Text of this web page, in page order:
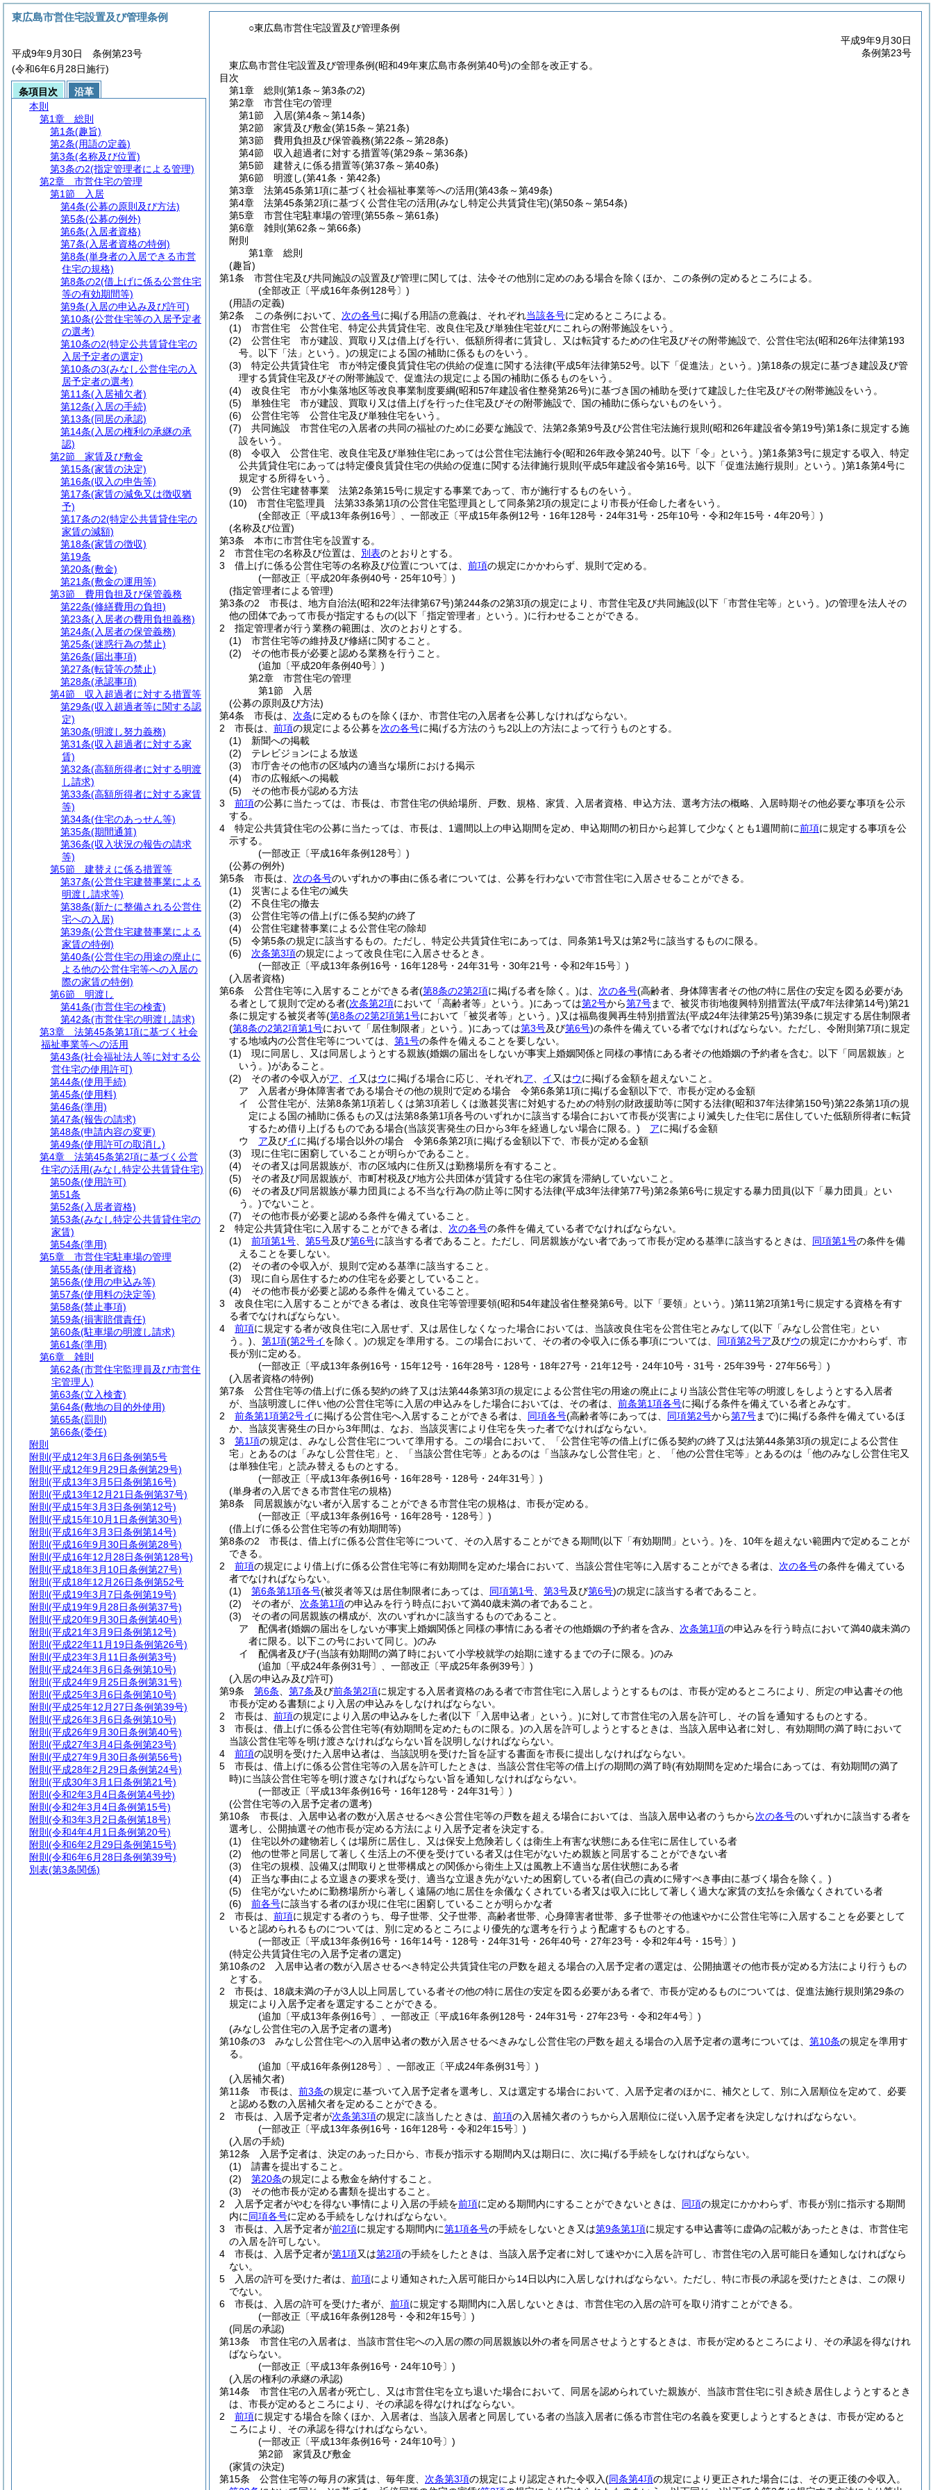
○東広島市営住宅設置及び管理条例
平成9年9月30日
条例第23号
東広島市営住宅設置及び管理条例(昭和49年東広島市条例第40号)の全部を改正する。
目次
第1章
総則 (第1条～第3条の2)
第2章
市営住宅の管理
第1節
入居(第4条～第14条)
第2節
家賃及び敷金(第15条～第21条)
第3節
費用負担及び保管義務(第22条～第28条)
第4節
収入超過者に対する措置等(第29条～第36条)
第5節
建替えに係る措置等(第37条～第40条)
第6節
明渡し(第41条・第42条)
第3章
法第45条第1項に基づく社会福祉事業等への活用(第43条～第49条)
第4章
法第45条第2項に基づく公営住宅の活用(みなし特定公共賃貸住宅)(第50条～第54条)
第5章
市営住宅駐車場の管理(第55条～第61条)
第6章
雑則 (第62条～第66条)
附則
第1章
総則
(趣旨)
第1条
市営住宅及び共同施設の設置及び管理に関しては、法令その他別に定めのある場合を除くほか、この条例の定めるところによる。
(全部改正〔平成16年条例128号〕)
(用語の定義)
第2条
この条例において、 次の各号に掲げる用語の意義は、それぞれ当該各号に定めるところによる。
(1)
市営住宅 公営住宅、特定公共賃貸住宅、改良住宅及び単独住宅並びにこれらの附帯施設をいう。
(2)
公営住宅 市が建設、買取り又は借上げを行い、低額所得者に賃貸し、又は転貸するための住宅及びその附帯施設で、公営住宅法(昭和26年法律第193
号。以下「法」という。)の規定による国の補助に係るものをいう。
(3)
特定公共賃貸住宅 市が特定優良賃貸住宅の供給の促進に関する法律(平成5年法律第52号。以下「促進法」という。)第18条の規定に基づき建設及び管
理する賃貸住宅及びその附帯施設で、促進法の規定による国の補助に係るものをいう。
(4)
改良住宅 市が小集落地区等改良事業制度要綱(昭和57年建設省住整発第26号)に基づき国の補助を受けて建設した住宅及びその附帯施設をいう。
(5)
単独住宅 市が建設、買取り又は借上げを行った住宅及びその附帯施設で、国の補助に係らないものをいう。
(6)
公営住宅等 公営住宅及び単独住宅をいう。
(7)
共同施設 市営住宅の入居者の共同の福祉のために必要な施設で、法第2条第9号及び公営住宅法施行規則 (昭和26年建設省令第19号)第1条に規定する施
設をいう。
(8)
令収入 公営住宅、改良住宅及び単独住宅にあっては公営住宅法施行令(昭和26年政令第240号。以下「令」という。)第1条第3号に規定する収入、特定
公共賃貸住宅にあっては特定優良賃貸住宅の供給の促進に関する法律施行規則 (平成5年建設省令第16号。以下「促進法施行規則」という。)第1条第4号に
規定する所得をいう。
(9)
公営住宅建替事業 法第2条第15号に規定する事業であって、市が施行するものをいう。
(10)
市営住宅監理員 法第33条第1項の公営住宅監理員として同条第2項の規定により市長が任命した者をいう。
(全部改正〔平成13年条例16号〕、一部改正〔平成15年条例12号・16年128号・24年31号・25年10号・令和2年15号・4年20号〕)
(名称及び位置)
第3条
本市に市営住宅を設置する。
2
市営住宅の名称及び位置は、 別表のとおりとする。
3
借上げに係る公営住宅等の名称及び位置については、 前項の規定にかかわらず、規則で定める。
(一部改正〔平成20年条例40号・25年10号〕)
(指定管理者による管理)
第3条の2
市長は、地方自治法(昭和22年法律第67号)第244条の2第3項の規定により、市営住宅及び共同施設(以下「市営住宅等」という。)の管理を法人その
他の団体であって市長が指定するもの(以下「指定管理者」という。)に行わせることができる。
2
指定管理者が行う業務の範囲は、次のとおりとする。
(1)
市営住宅等の維持及び修繕に関すること。
(2)
その他市長が必要と認める業務を行うこと。
(追加〔平成20年条例40号〕)
第2章
市営住宅の管理
第1節
入居
(公募の原則及び方法)
第4条
市長は、 次条に定めるものを除くほか、市営住宅の入居者を公募しなければならない。
2
市長は、 前項の規定による公募を次の各号に掲げる方法のうち2以上の方法によって行うものとする。
(1)
新聞への掲載
(2)
テレビジョンによる放送
(3)
市庁舎その他市の区域内の適当な場所における掲示
(4)
市の広報紙への掲載
(5)
その他市長が認める方法
3
前項の公募に当たっては、市長は、市営住宅の供給場所、戸数、規格、家賃、入居者資格、申込方法、選考方法の概略、入居時期その他必要な事項を公示
する。
4
特定公共賃貸住宅の公募に当たっては、市長は、1週間以上の申込期間を定め、申込期間の初日から起算して少なくとも1週間前に前項に規定する事項を公
示する。
(一部改正〔平成16年条例128号〕)
(公募の例外)
第5条
市長は、 次の各号のいずれかの事由に係る者については、公募を行わないで市営住宅に入居させることができる。
(1)
災害による住宅の滅失
(2)
不良住宅の撤去
(3)
公営住宅等の借上げに係る契約の終了
(4)
公営住宅建替事業による公営住宅の除却
(5)
令第5条の規定に該当するもの。 ただし、特定公共賃貸住宅にあっては、同条第1号又は第2号に該当するものに限る。
(6)
次条第3項の規定によって改良住宅に入居させるとき。
(一部改正〔平成13年条例16号・16年128号・24年31号・30年21号・令和2年15号〕)
(入居者資格)
第6条
公営住宅等に入居することができる者(第8条の2第2項に掲げる者を除く。)は、 次の各号(高齢者、身体障害者その他の特に居住の安定を図る必要があ
る者として規則で定める者(次条第2項において「高齢者等」という。)にあっては第2号から第7号まで、被災市街地復興特別措置法(平成7年法律第14号)第21
条に規定する被災者等(第8条の2第2項第1号において「被災者等」という。)又は福島復興再生特別措置法(平成24年法律第25号)第39条に規定する居住制限者
(第8条の2第2項第1号において「居住制限者」という。)にあっては第3号及び第6号)の条件を備えている者でなければならない。 ただし、令附則第7項に規定
する地域内の公営住宅等については、 第1号の条件を備えることを要しない。
(1)
現に同居し、又は同居しようとする親族(婚姻の届出をしないが事実上婚姻関係と同様の事情にある者その他婚姻の予約者を含む。以下「同居親族」と
いう。)があること。
(2)
その者の令収入がア イ 又はウに掲げる場合に応じ、それぞれア イ 又はウに掲げる金額を超えないこと。
ア
入居者が身体障害者である場合その他の規則で定める場合 令第6条第1項に掲げる金額以下で、市長が定める金額
イ
公営住宅が、法第8条第1項若しくは第3項若しくは激甚災害に対処するための特別の財政援助等に関する法律(昭和37年法律第150号)第22条第1項の規
定による国の補助に係るもの又は法第8条第1項各号のいずれかに該当する場合において市長が災害により滅失した住宅に居住していた低額所得者に転貸
するため借り上げるものである場合(当該災害発生の日から3年を経過しない場合に限る。) アに掲げる金額
ウ
ア及びイに掲げる場合以外の場合 令第6条第2項に掲げる金額以下で、市長が定める金額
(3)
現に住宅に困窮していることが明らかであること。
(4)
その者又は同居親族が、市の区域内に住所又は勤務場所を有すること。
(5)
その者及び同居親族が、市町村税及び地方公共団体が賃貸する住宅の家賃を滞納していないこと。
(6)
その者及び同居親族が暴力団員による不当な行為の防止等に関する法律(平成3年法律第77号)第2条第6号に規定する暴力団員(以下「暴力団員」とい
う。)でないこと。
(7)
その他市長が必要と認める条件を備えていること。
2
特定公共賃貸住宅に入居することができる者は、 次の各号の条件を備えている者でなければならない。
(1)
前項第1号 第5号及び第6号に該当する者であること。 ただし、同居親族がない者であって市長が定める基準に該当するときは、 同項第1号の条件を備
えることを要しない。
(2)
その者の令収入が、規則で定める基準に該当すること。
(3)
現に自ら居住するための住宅を必要としていること。
(4)
その他市長が必要と認める条件を備えていること。
3
改良住宅に入居することができる者は、改良住宅等管理要領(昭和54年建設省住整発第6号。以下「要領」という。)第11第2項第1号に規定する資格を有す
る者でなければならない。
4
前項に規定する者が改良住宅に入居せず、又は居住しなくなった場合においては、当該改良住宅を公営住宅とみなして(以下「みなし公営住宅」とい
う。)
第1項(第2号イを除く。)の規定を準用する。 この場合において、その者の令収入に係る事項については、 同項第2号ア及びウの規定にかかわらず、市
長が別に定める。
(一部改正〔平成13年条例16号・15年12号・16年28号・128号・18年27号・21年12号・24年10号・31号・25年39号・27年56号〕)
(入居者資格の特例)
第7条
公営住宅等の借上げに係る契約の終了又は法第44条第3項の規定による公営住宅の用途の廃止により当該公営住宅等の明渡しをしようとする入居者
が、当該明渡しに伴い他の公営住宅等に入居の申込みをした場合においては、その者は、 前条第1項各号に掲げる条件を備えている者とみなす。
2
前条第1項第2号イに掲げる公営住宅へ入居することができる者は、 同項各号(高齢者等にあっては、 同項第2号から第7号まで)に掲げる条件を備えているほ
か、当該災害発生の日から3年間は、なお、当該災害により住宅を失った者でなければならない。
3
第1項の規定は、みなし公営住宅について準用する。
この場合において、「公営住宅等の借上げに係る契約の終了又は法第44条第3項の規定による公営住
宅」とあるのは「みなし公営住宅」と、「当該公営住宅等」とあるのは「当該みなし公営住宅」と、「他の公営住宅等」とあるのは「他のみなし公営住宅又
は単独住宅」と読み替えるものとする。
(一部改正〔平成13年条例16号・16年28号・128号・24年31号〕)
(単身者の入居できる市営住宅の規格)
第8条
同居親族がない者が入居することができる市営住宅の規格は、市長が定める。
(一部改正〔平成13年条例16号・16年28号・128号〕)
(借上げに係る公営住宅等の有効期間等)
第8条の2
市長は、借上げに係る公営住宅等について、その入居することができる期間(以下「有効期間」という。)を、10年を超えない範囲内で定めることが
できる。
2
前項の規定により借上げに係る公営住宅等に有効期間を定めた場合において、当該公営住宅等に入居することができる者は、 次の各号の条件を備えている
者でなければならない。
(1)
第6条第1項各号(被災者等又は居住制限者にあっては、 同項第1号 第3号及び第6号)の規定に該当する者であること。
(2)
その者が、 次条第1項の申込みを行う時点において満40歳未満の者であること。
(3)
その者の同居親族の構成が、次のいずれかに該当するものであること。
ア
配偶者(婚姻の届出をしないが事実上婚姻関係と同様の事情にある者その他婚姻の予約者を含み、 次条第1項の申込みを行う時点において満40歳未満の
者に限る。以下この号において同じ。)のみ
イ
配偶者及び子(当該有効期間の満了時において小学校就学の始期に達するまでの子に限る。)のみ
(追加〔平成24年条例31号〕、一部改正〔平成25年条例39号〕)
(入居の申込み及び許可)
第9条
第6条 第7条及び前条第2項に規定する入居者資格のある者で市営住宅に入居しようとするものは、市長が定めるところにより、所定の申込書その他
市長が定める書類により入居の申込みをしなければならない。
2
市長は、 前項の規定により入居の申込みをした者(以下「入居申込者」という。)に対して市営住宅の入居を許可し、その旨を通知するものとする。
3
市長は、借上げに係る公営住宅等(有効期間を定めたものに限る。)の入居を許可しようとするときは、当該入居申込者に対し、有効期間の満了時において
当該公営住宅等を明け渡さなければならない旨を説明しなければならない。
4
前項の説明を受けた入居申込者は、当該説明を受けた旨を証する書面を市長に提出しなければならない。
5
市長は、借上げに係る公営住宅等の入居を許可したときは、当該公営住宅等の借上げの期間の満了時(有効期間を定めた場合にあっては、有効期間の満了
時)に当該公営住宅等を明け渡さなければならない旨を通知しなければならない。
(一部改正〔平成13年条例16号・16年128号・24年31号〕)
(公営住宅等の入居予定者の選考)
第10条
市長は、入居申込者の数が入居させるべき公営住宅等の戸数を超える場合においては、当該入居申込者のうちから次の各号のいずれかに該当する者を
選考し、公開抽選その他市長が定める方法により入居予定者を決定する。
(1)
住宅以外の建物若しくは場所に居住し、又は保安上危険若しくは衛生上有害な状態にある住宅に居住している者
(2)
他の世帯と同居して著しく生活上の不便を受けている者又は住宅がないため親族と同居することができない者
(3)
住宅の規模、設備又は間取りと世帯構成との関係から衛生上又は風教上不適当な居住状態にある者
(4)
正当な事由による立退きの要求を受け、適当な立退き先がないため困窮している者(自己の責めに帰すべき事由に基づく場合を除く。)
(5)
住宅がないために勤務場所から著しく遠隔の地に居住を余儀なくされている者又は収入に比して著しく過大な家賃の支払を余儀なくされている者
(6)
前各号に該当する者のほか現に住宅に困窮していることが明らかな者
2
市長は、 前項に規定する者のうち、母子世帯、父子世帯、高齢者世帯、心身障害者世帯、多子世帯その他速やかに公営住宅等に入居することを必要として
いると認められるものについては、別に定めるところにより優先的な選考を行うよう配慮するものとする。
(一部改正〔平成13年条例16号・16年14号・128号・24年31号・26年40号・27年23号・令和2年4号・15号〕)
(特定公共賃貸住宅の入居予定者の選定)
第10条の2
入居申込者の数が入居させるべき特定公共賃貸住宅の戸数を超える場合の入居予定者の選定は、公開抽選その他市長が定める方法により行うもの
とする。
2
市長は、18歳未満の子が3人以上同居している者その他の特に居住の安定を図る必要がある者で、市長が定めるものについては、促進法施行規則第29条の
規定により入居予定者を選定することができる。
(追加〔平成13年条例16号〕、一部改正〔平成16年条例128号・24年31号・27年23号・令和2年4号〕)
(みなし公営住宅の入居予定者の選考)
第10条の3
みなし公営住宅への入居申込者の数が入居させるべきみなし公営住宅の戸数を超える場合の入居予定者の選考については、 第10条の規定を準用す
る。
(追加〔平成16年条例128号〕、一部改正〔平成24年条例31号〕)
(入居補欠者)
第11条
市長は、 前3条の規定に基づいて入居予定者を選考し、又は選定する場合において、入居予定者のほかに、補欠として、別に入居順位を定めて、必要
と認める数の入居補欠者を定めることができる。
2
市長は、入居予定者が次条第3項の規定に該当したときは、 前項の入居補欠者のうちから入居順位に従い入居予定者を決定しなければならない。
(一部改正〔平成13年条例16号・16年128号・令和2年15号〕)
(入居の手続)
第12条
入居予定者は、決定のあった日から、市長が指示する期間内又は期日に、次に掲げる手続をしなければならない。
(1)
請書を提出すること。
(2)
第20条の規定による敷金を納付すること。
(3)
その他市長が定める書類を提出すること。
2
入居予定者がやむを得ない事情により入居の手続を前項に定める期間内にすることができないときは、 同項の規定にかかわらず、市長が別に指示する期間
内に同項各号に定める手続をしなければならない。
3
市長は、入居予定者が前2項に規定する期間内に第1項各号の手続をしないとき又は第9条第1項に規定する申込書等に虚偽の記載があったときは、市営住宅
の入居を許可しない。
4
市長は、入居予定者が第1項又は第2項の手続をしたときは、当該入居予定者に対して速やかに入居を許可し、市営住宅の入居可能日を通知しなければなら
ない。
5
入居の許可を受けた者は、 前項により通知された入居可能日から14日以内に入居しなければならない。 ただし、特に市長の承認を受けたときは、この限り
でない。
6
市長は、入居の許可を受けた者が、 前項に規定する期間内に入居しないときは、市営住宅の入居の許可を取り消すことができる。
(一部改正〔平成16年条例128号・令和2年15号〕)
(同居の承認)
第13条
市営住宅の入居者は、当該市営住宅への入居の際の同居親族以外の者を同居させようとするときは、市長が定めるところにより、その承認を得なけれ
ばならない。
(一部改正〔平成13年条例16号・24年10号〕)
(入居の権利の承継の承認)
第14条
市営住宅の入居者が死亡し、又は市営住宅を立ち退いた場合において、同居を認められていた親族が、当該市営住宅に引き続き居住しようとするとき
は、市長が定めるところにより、その承認を得なければならない。
2
前項に規定する場合を除くほか、入居者は、当該入居者と同居している者の当該入居者に係る市営住宅の名義を変更しようとするときは、市長が定めると
ころにより、その承認を得なければならない。
(一部改正〔平成13年条例16号・24年10号〕)
第2節
家賃及び敷金
(家賃の決定)
第15条
公営住宅等の毎月の家賃は、毎年度、 次条第3項の規定により認定された令収入(同条第4項の規定により更正された場合には、その更正後の令収入。
東広島市営住宅設置及び管理条例
平成9年9月30日 条例第23号
(令和6年6月28日施行)
条項目次
沿革
本則
第1章
総則
第1条(趣旨)
第2条(用語の定義)
第3条(名称及び位置)
第3条の2(指定管理者による管理)
第2章
市営住宅の管理
第1節
入居
第4条(公募の原則及び方法)
第5条(公募の例外)
第6条(入居者資格)
第7条(入居者資格の特例)
第8条(単身者の入居できる市営
住宅の規格)
第8条の2(借上げに係る公営住宅
等の有効期間等)
第9条(入居の申込み及び許可)
第10条(公営住宅等の入居予定者
の選考)
第10条の2(特定公共賃貸住宅の
入居予定者の選定)
第10条の3(みなし公営住宅の入
居予定者の選考)
第11条(入居補欠者)
第12条(入居の手続)
第13条(同居の承認)
第14条(入居の権利の承継の承
認)
第2節
家賃及び敷金
第15条(家賃の決定)
第16条(収入の申告等)
第17条(家賃の減免又は徴収猶
予)
第17条の2(特定公共賃貸住宅の
家賃の減額)
第18条(家賃の徴収)
第19条
第20条(敷金)
第21条(敷金の運用等)
第3節
費用負担及び保管義務
第22条(修繕費用の負担)
第23条(入居者の費用負担義務)
第24条(入居者の保管義務)
第25条(迷惑行為の禁止)
第26条(届出事項)
第27条(転貸等の禁止)
第28条(承認事項)
第4節
収入超過者に対する措置等
第29条(収入超過者等に関する認
定)
第30条(明渡し努力義務)
第31条(収入超過者に対する家
賃)
第32条(高額所得者に対する明渡
し請求)
第33条(高額所得者に対する家賃
等)
第34条(住宅のあっせん等)
第35条(期間通算)
第36条(収入状況の報告の請求
等)
第5節
建替えに係る措置等
第37条(公営住宅建替事業による
明渡し請求等)
第38条(新たに整備される公営住
宅への入居)
第39条(公営住宅建替事業による
家賃の特例)
第40条(公営住宅の用途の廃止に
よる他の公営住宅等への入居の
際の家賃の特例)
第6節
明渡し
第41条(市営住宅の検査)
第42条(市営住宅の明渡し請求)
第3章
法第45条第1項に基づく社会
福祉事業等への活用
第43条(社会福祉法人等に対する公
営住宅の使用許可)
第44条(使用手続)
第45条(使用料)
第46条(準用)
第47条(報告の請求)
第48条(申請内容の変更)
第49条(使用許可の取消し)
第4章
法第45条第2項に基づく公営
住宅の活用(みなし特定公共賃貸住宅)
第50条(使用許可)
第51条
第52条(入居者資格)
第53条(みなし特定公共賃貸住宅の
家賃)
第54条(準用)
第5章
市営住宅駐車場の管理
第55条(使用者資格)
第56条(使用の申込み等)
第57条(使用料の決定等)
第58条(禁止事項)
第59条(損害賠償責任)
第60条(駐車場の明渡し請求)
第61条(準用)
第6章
雑則
第62条(市営住宅監理員及び市営住
宅管理人)
第63条(立入検査)
第64条(敷地の目的外使用)
第65条(罰則)
第66条(委任)
附則
附則 (平成12年3月6日条例第5号
附則 (平成12年9月29日条例第29号)
附則 (平成13年3月5日条例第16号)
附則 (平成13年12月21日条例第37号)
附則 (平成15年3月3日条例第12号)
附則 (平成15年10月1日条例第30号)
附則 (平成16年3月3日条例第14号)
附則 (平成16年9月30日条例第28号)
附則 (平成16年12月28日条例第128号)
附則 (平成18年3月10日条例第27号)
附則 (平成18年12月26日条例第52号
附則 (平成19年3月7日条例第19号)
附則 (平成19年9月28日条例第37号)
附則 (平成20年9月30日条例第40号)
附則 (平成21年3月9日条例第12号)
附則 (平成22年11月19日条例第26号)
附則 (平成23年3月11日条例第3号)
附則 (平成24年3月6日条例第10号)
附則 (平成24年9月25日条例第31号)
附則 (平成25年3月6日条例第10号)
附則 (平成25年12月27日条例第39号)
附則 (平成26年3月6日条例第10号)
附則 (平成26年9月30日条例第40号)
附則 (平成27年3月4日条例第23号)
附則 (平成27年9月30日条例第56号)
附則 (平成28年2月29日条例第24号)
附則 (平成30年3月1日条例第21号)
附則 (令和2年3月4日条例第4号抄)
附則 (令和2年3月4日条例第15号)
附則 (令和3年3月2日条例第18号)
附則 (令和4年4月1日条例第20号)
附則 (令和6年2月29日条例第15号)
附則 (令和6年6月28日条例第39号)
別表(第3条関係)